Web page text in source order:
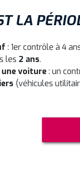
LA
: 1er contrôle à 4
les 2 ans.
une voiture: un
(véhicules